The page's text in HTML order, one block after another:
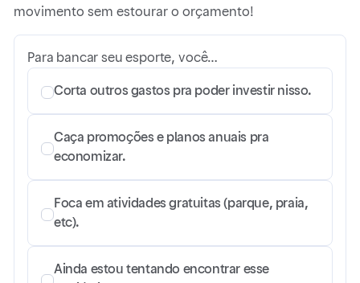
movimento sem estourar o orçamento!
Para bancar seu esporte, você…
Corta outros gastos pra poder investir nisso.
Caça promoções e planos anuais pra
economizar.
Foca em atividades gratuitas (parque, praia,
etc).
Ainda estou tentando encontrar esse